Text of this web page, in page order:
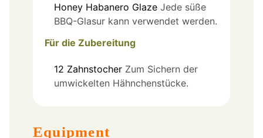
Honey Habanero Glaze Jede süße
BBQ-Glasur kann verwendet werden.
Für die Zubereitung
12 Zahnstocher Zum Sichern der
umwickelten Hähnchenstücke.
Equipment